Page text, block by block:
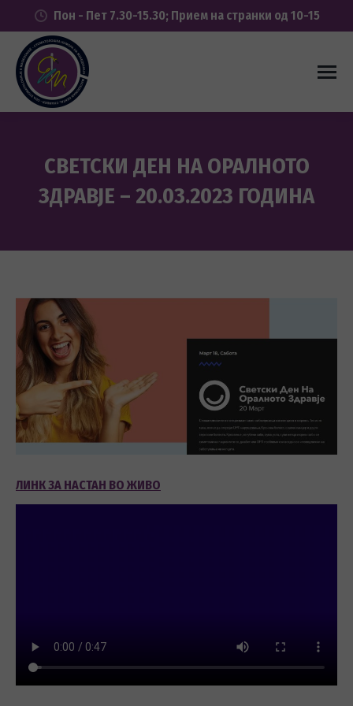
Пон - Пет 7.30-15.30; Прием на странки од 10-15
СВЕТСКИ ДЕН НА ОРАЛНОТО
ЗДРАВЈЕ – 20.03.2023 ГОДИНА
ЛИНК ЗА НАСТАН ВО ЖИВО